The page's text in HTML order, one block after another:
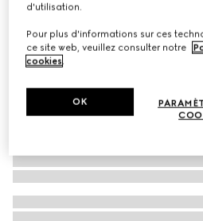
d'utilisation.
Pour plus d'informations sur ces
ce site web, veuillez consulter notre
cookies.
OK